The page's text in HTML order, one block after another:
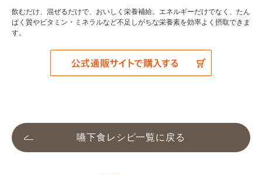
飲むだけ、混ぜるだけで、おいしく栄養補給。エネルギーだけでなく、たん
ぱく質やビタミン・ミネラルなど不足しがちな栄養素を効率よく摂取できま
す。
嚥下食レシピ一覧に戻る